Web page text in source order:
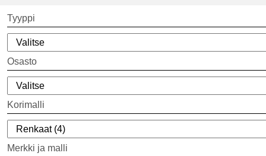
Tyyppi
Osasto
Korimalli
Merkki ja malli